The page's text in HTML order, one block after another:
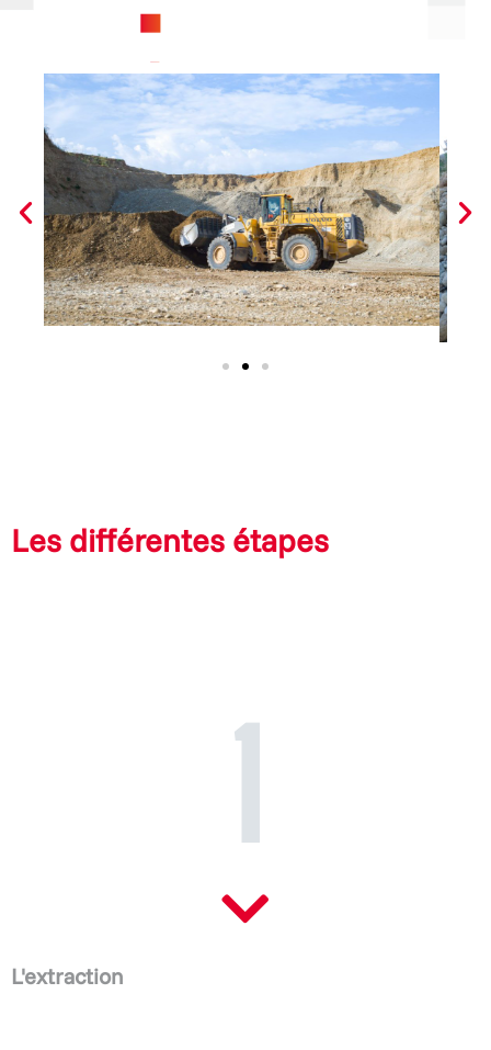
Les différentes étapes
1
L'extraction